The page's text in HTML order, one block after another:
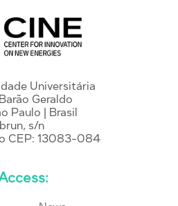
Universitária
Geraldo
Paulo | Brasil
s/n
CEP: 13083-084